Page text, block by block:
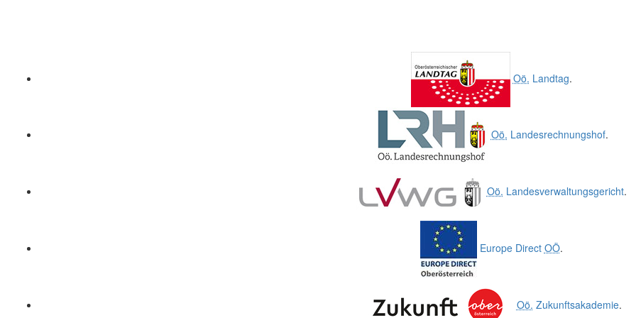
Oö. Landtag.
Oö. Landesrechnungshof.
Oö. Landesverwaltungsgericht.
Europe Direct OÖ.
Oö. Zukunftsakademie.